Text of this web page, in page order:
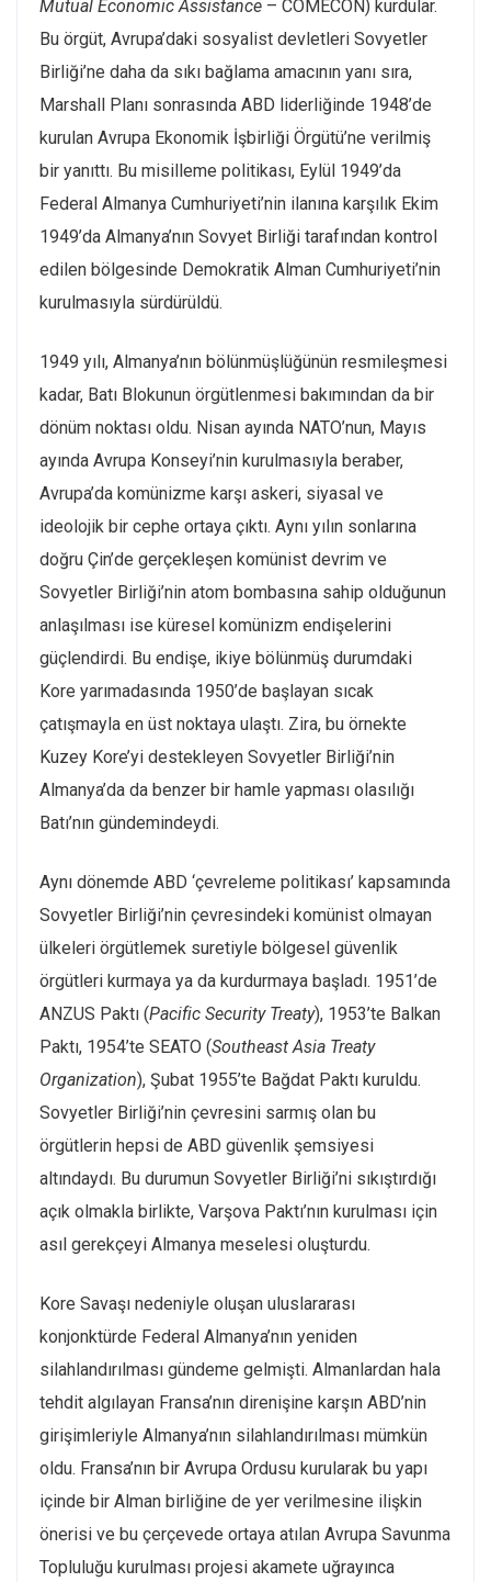
Mutual Economic Assistance – COMECON) kurdular.
Bu örgüt, Avrupa’daki sosyalist devletleri Sovyetler
Birliği’ne daha da sıkı bağlama amacının yanı sıra,
Marshall Planı sonrasında ABD liderliğinde 1948’de
kurulan Avrupa Ekonomik İşbirliği Örgütü’ne verilmiş
bir yanıttı. Bu misilleme politikası, Eylül 1949’da
Federal Almanya Cumhuriyeti’nin ilanına karşılık Ekim
1949’da Almanya’nın Sovyet Birliği tarafından kontrol
edilen bölgesinde Demokratik Alman Cumhuriyeti’nin
kurulmasıyla sürdürüldü.
1949 yılı, Almanya’nın bölünmüşlüğünün resmileşmesi
kadar, Batı Blokunun örgütlenmesi bakımından da bir
dönüm noktası oldu. Nisan ayında NATO’nun, Mayıs
ayında Avrupa Konseyi’nin kurulmasıyla beraber,
Avrupa’da komünizme karşı askeri, siyasal ve
ideolojik bir cephe ortaya çıktı. Aynı yılın sonlarına
doğru Çin’de gerçekleşen komünist devrim ve
Sovyetler Birliği’nin atom bombasına sahip olduğunun
anlaşılması ise küresel komünizm endişelerini
güçlendirdi. Bu endişe, ikiye bölünmüş durumdaki
Kore yarımadasında 1950’de başlayan sıcak
çatışmayla en üst noktaya ulaştı. Zira, bu örnekte
Kuzey Kore’yi destekleyen Sovyetler Birliği’nin
Almanya’da da benzer bir hamle yapması olasılığı
Batı’nın gündemindeydi.
Aynı dönemde ABD ‘çevreleme politikası’ kapsamında
Sovyetler Birliği’nin çevresindeki komünist olmayan
ülkeleri örgütlemek suretiyle bölgesel güvenlik
örgütleri kurmaya ya da kurdurmaya başladı. 1951’de
ANZUS Paktı (Pacific Security Treaty), 1953’te Balkan
Paktı, 1954’te SEATO (Southeast Asia Treaty
Organization), Şubat 1955’te Bağdat Paktı kuruldu.
Sovyetler Birliği’nin çevresini sarmış olan bu
örgütlerin hepsi de ABD güvenlik şemsiyesi
altındaydı. Bu durumun Sovyetler Birliği’ni sıkıştırdığı
açık olmakla birlikte, Varşova Paktı’nın kurulması için
asıl gerekçeyi Almanya meselesi oluşturdu.
Kore Savaşı nedeniyle oluşan uluslararası
konjonktürde Federal Almanya’nın yeniden
silahlandırılması gündeme gelmişti. Almanlardan hala
tehdit algılayan Fransa’nın direnişine karşın ABD’nin
girişimleriyle Almanya’nın silahlandırılması mümkün
oldu. Fransa’nın bir Avrupa Ordusu kurularak bu yapı
içinde bir Alman birliğine de yer verilmesine ilişkin
önerisi ve bu çerçevede ortaya atılan Avrupa Savunma
Topluluğu kurulması projesi akamete uğrayınca